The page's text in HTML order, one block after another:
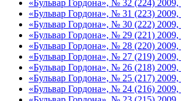
«Бульвар Гордона», № 32 (224) 2009,
«Бульвар Гордона», № 31 (223) 2009,
«Бульвар Гордона», № 30 (222)
«Бульвар Гордона», № 29 (221)
«Бульвар Гордона», № 28 (220)
«Бульвар Гордона», № 27 (219)
«Бульвар Гордона», № 26 (218)
«Бульвар Гордона», № 25 (217)
«Бульвар Гордона», № 24 (216)